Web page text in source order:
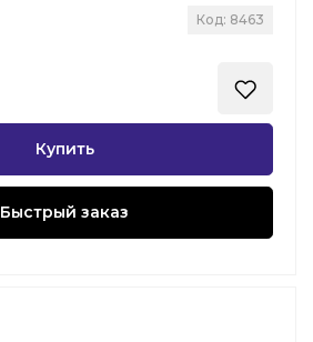
Код: 8463
Купить
Быстрый заказ